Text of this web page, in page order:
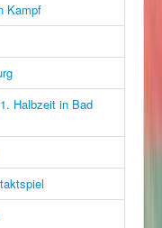
Kampf
Halbzeit in Bad